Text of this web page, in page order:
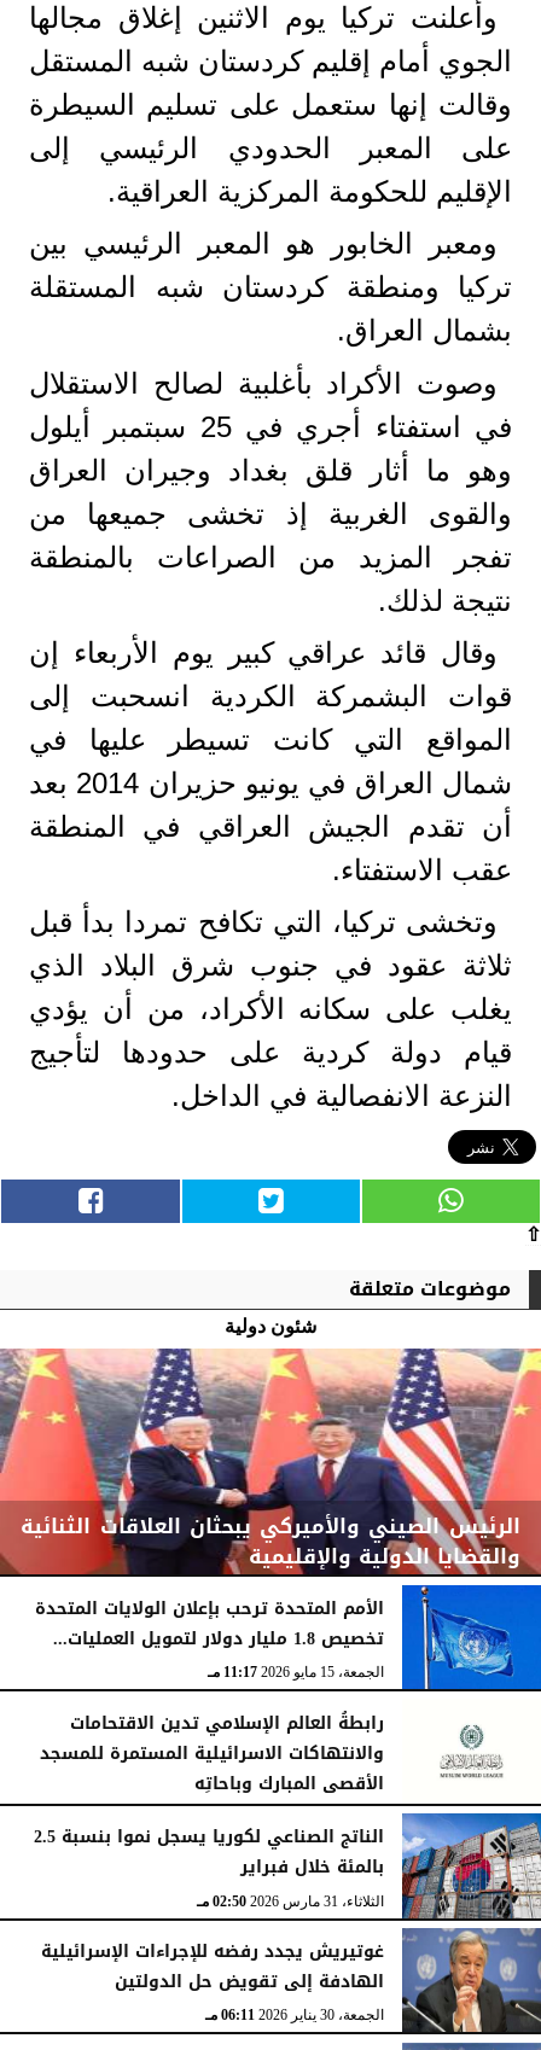
وأعلنت تركيا يوم الاثنين إغلاق مجالها
الجوي أمام إقليم كردستان شبه المستقل
وقالت إنها ستعمل على تسليم السيطرة
على المعبر الحدودي الرئيسي إلى
الإقليم للحكومة المركزية العراقية.
ومعبر الخابور هو المعبر الرئيسي بين
تركيا ومنطقة كردستان شبه المستقلة
بشمال العراق.
وصوت الأكراد بأغلبية لصالح الاستقلال
في استفتاء أجري في 25 سبتمبر أيلول
وهو ما أثار قلق بغداد وجيران العراق
والقوى الغربية إذ تخشى جميعها من
تفجر المزيد من الصراعات بالمنطقة
نتيجة لذلك.
وقال قائد عراقي كبير يوم الأربعاء إن
قوات البشمركة الكردية انسحبت إلى
المواقع التي كانت تسيطر عليها في
شمال العراق في يونيو حزيران 2014 بعد
أن تقدم الجيش العراقي في المنطقة
عقب الاستفتاء.
وتخشى تركيا، التي تكافح تمردا بدأ قبل
ثلاثة عقود في جنوب شرق البلاد الذي
يغلب على سكانه الأكراد، من أن يؤدي
قيام دولة كردية على حدودها لتأجيج
النزعة الانفصالية في الداخل.
⇧
موضوعات متعلقة
شئون دولية
الرئيس الصيني والأميركي يبحثان العلاقات الثنائية
والقضايا الدولية والإقليمية
الجمعة، 15 مايو 2026 11:52 مـ
الأمم المتحدة ترحب بإعلان الولايات المتحدة
تخصيص 1.8 مليار دولار لتمويل العمليات...
الجمعة، 15 مايو 2026 11:17 مـ
رابطةُ العالم الإسلامي تدين الاقتحامات
والانتهاكات الاسرائيلية المستمرة للمسجد
الأقصى المبارك وباحاتِه
الجمعة، 15 مايو 2026 11:09 مـ
الناتج الصناعي لكوريا يسجل نموا بنسبة 2.5
بالمئة خلال فبراير
الثلاثاء، 31 مارس 2026 02:50 مـ
غوتيريش يجدد رفضه للإجراءات الإسرائيلية
الهادفة إلى تقويض حل الدولتين
الجمعة، 30 يناير 2026 06:11 مـ